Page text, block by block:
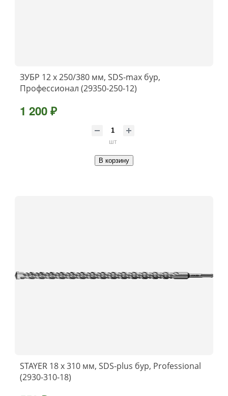
ЗУБР 12 x 250/380 мм, SDS-max бур,
Профессионал (29350-250-12)
1 200 ₽
шт
В корзину
STAYER 18 x 310 мм, SDS-plus бур, Professional
(2930-310-18)